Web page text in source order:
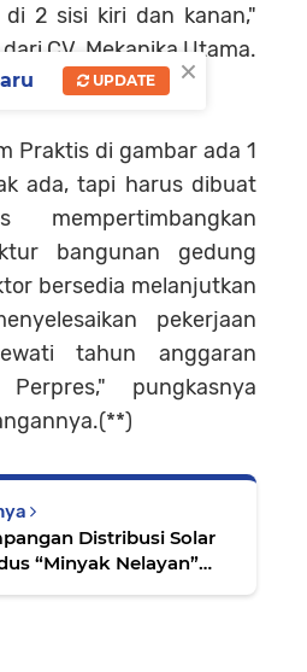
2 sisi kiri dan kanan,"
CV. Mekanika Utama.
Praktis di gambar ada 1
ada, tapi harus dibuat
mempertimbangkan
bangunan gedung
bersedia melanjutkan
pekerjaan
tahun anggaran
pungkasnya
Distribusi Solar
“Minyak Nelayan”
×
UPDATE